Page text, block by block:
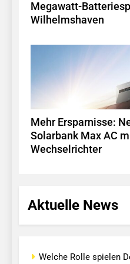
Megawatt-
Wilhelmshaven
Mehr Ersparnisse:
Solarbank Max AC
Wechselrichter
Aktuelle News
Welche Rolle spielen